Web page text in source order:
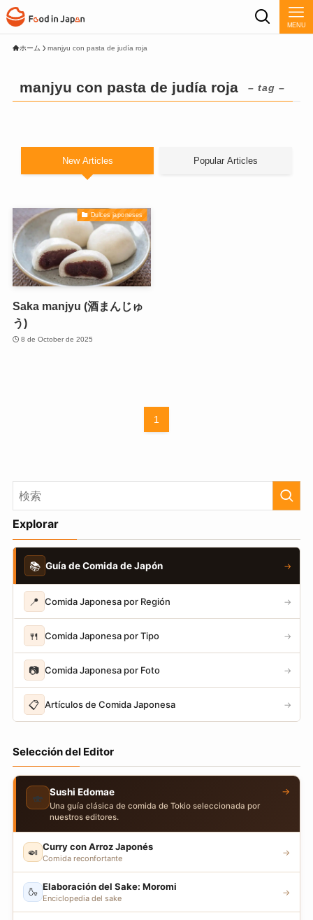
MENU
ホーム manjyu con pasta de judía roja
manjyu con pasta de judía roja – tag –
New Articles Popular Articles
Dulces japoneses
Saka manjyu (酒まんじゅ
う)
8 de October de 2025
1
Explorar
📚 Guía de Comida de Japón →
📍 Comida Japonesa por Región →
🍴 Comida Japonesa por Tipo →
📷 Comida Japonesa por Foto →
📋 Artículos de Comida Japonesa →
Selección del Editor
🍣 Sushi Edomae
Una guía clásica de comida de Tokio seleccionada por
nuestros editores.
→
🍛 Curry con Arroz Japonés
Comida reconfortante
→
🍶 Elaboración del Sake: Moromi
Enciclopedia del sake
→